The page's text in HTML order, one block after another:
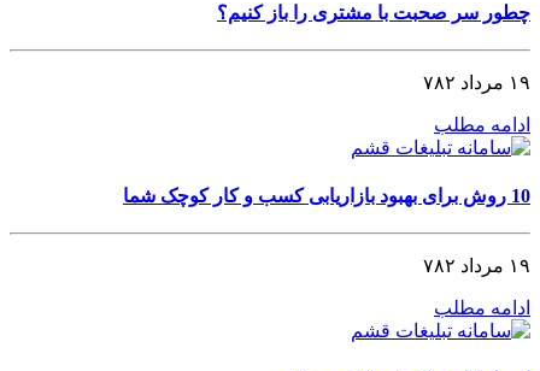
چطور سر صحبت با مشتری را باز کنیم؟
۱۹ مرداد ۷۸۲
ادامه مطلب
10 روش برای بهبود بازاریابی کسب و کار کوچک شما
۱۹ مرداد ۷۸۲
ادامه مطلب